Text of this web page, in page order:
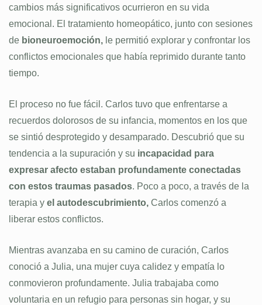
cambios más significativos ocurrieron en su vida
emocional. El tratamiento homeopático, junto con sesiones
de bioneuroemoción, le permitió explorar y confrontar los
conflictos emocionales que había reprimido durante tanto
tiempo.
El proceso no fue fácil. Carlos tuvo que enfrentarse a
recuerdos dolorosos de su infancia, momentos en los que
se sintió desprotegido y desamparado. Descubrió que su
tendencia a la supuración y su incapacidad para
expresar afecto estaban profundamente conectadas
con estos traumas pasados. Poco a poco, a través de la
terapia y el autodescubrimiento, Carlos comenzó a
liberar estos conflictos.
Mientras avanzaba en su camino de curación, Carlos
conoció a Julia, una mujer cuya calidez y empatía lo
conmovieron profundamente. Julia trabajaba como
voluntaria en un refugio para personas sin hogar, y su